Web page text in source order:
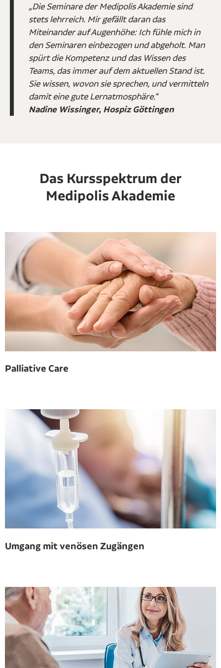
„Die Seminare der Medipolis Akademie sind
stets lehrreich. Mir gefällt daran das
Miteinander auf Augenhöhe: Ich fühle mich in
den Seminaren einbezogen und abgeholt. Man
spürt die Kompetenz und das Wissen des
Teams, das immer auf dem aktuellen Stand ist.
Sie wissen, wovon sie sprechen, und vermitteln
damit eine gute Lernatmosphäre.“
Nadine Wissinger, Hospiz Göttingen
Das Kursspektrum der
Medipolis Akademie
Palliative Care
Umgang mit venösen Zugängen